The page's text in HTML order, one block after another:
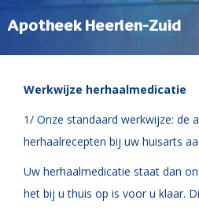
Apotheek Heerlen-Zuid
Werkwijze herhaalmedicatie
1/ Onze standaard werkwijze: de
herhaalrecepten bij uw huisarts
Uw herhaalmedicatie staat dan
het bij u thuis op is voor u klaar.